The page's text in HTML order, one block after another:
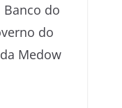
Banco do
do
Medow